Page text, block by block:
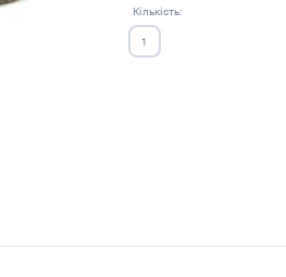
Кількість: